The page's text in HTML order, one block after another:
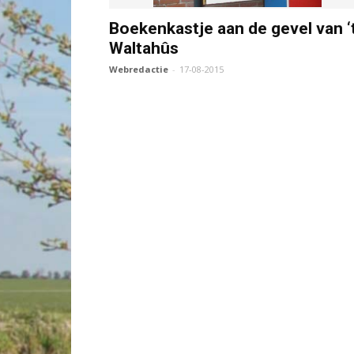
Boekenkastje aan de gevel van
Waltahûs
Webredactie - 17-08-2015